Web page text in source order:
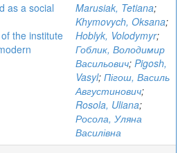
as a social
the institute
Marusiak, Tetiana;
Khymovych, Oksana;
Hoblyk, Volodymyr;
Гоблик, Володимир
Васильович; Pigosh,
Vasyl; Пігош, Василь
Августинович;
Rosola, Uliana;
Росола, Уляна
Василівна